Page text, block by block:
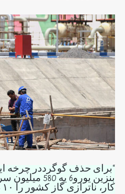
“برای حذف گوگرددر چرخه
بنزین یورو6 یه
کار، ناترازی گاز کشور را ۱۰ درصد رفع می‌کنیم.”